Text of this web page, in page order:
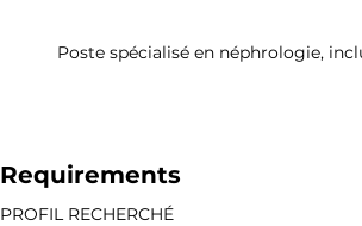
Poste spécialisé en néphrologie,
Requirements
PROFIL RECHERCHÉ